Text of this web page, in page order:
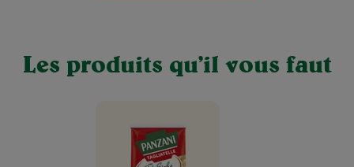
Les produits qu’il vous faut